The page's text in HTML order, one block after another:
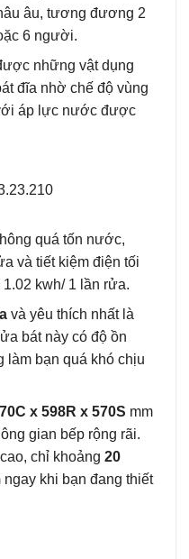
âu, tương đương 2
6 người.
những vật dụng
đĩa nhờ chế độ vùng
áp lực nước được
quá tốn nước,
và tiết kiệm điện tối
kwh/ 1 lần rửa.
và yêu thích nhất là
bát này có độ ồn
làm bạn quá khó chịu
x 598R x 570S mm
gian bếp rộng rãi.
chỉ khoảng 20
khi bạn đang thiết